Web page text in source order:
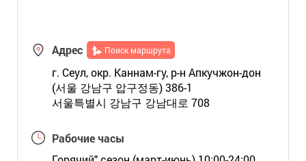
Адрес Поиск маршрута
г. Сеул, окр. Каннам-гу, р-н Апкучжон-дон
(서울 강남구 압구정동) 386-1
서울특별시 강남구 강남대로 708
Рабочие часы